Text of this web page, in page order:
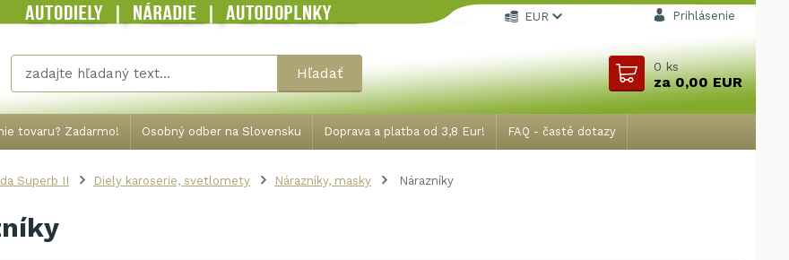
tovaru? Zadarmo! Osobný odber na Slovensku Doprava a platba od 3,8 Eur! FAQ - časté dotazy
EUR Prihlásenie
Hľadať 0ks
za0,00 EUR
Superb II Diely karoserie, svetlomety Nárazníky, masky Nárazníky